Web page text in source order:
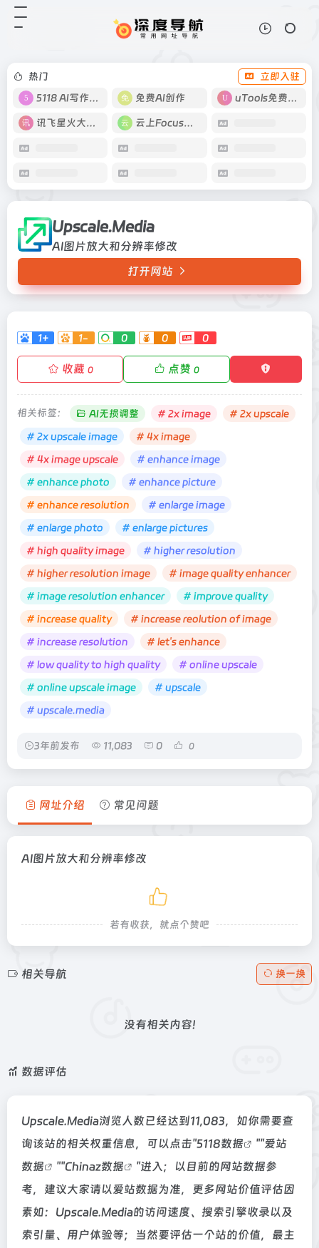
热门
立即入驻
5118 AI写作工具
免费AI创作 uTools免费工具箱
讯飞星火大模型 云上Focus接码
Upscale.Media
AI图片放大和分辨率修改
打开网站
1+ 1- 0 0 0
收藏 0 点赞 0
相关标签： AI无损调整 # 2x image
# 2x upscale
# 2x upscale image
# 4x image
# 4x image upscale
# enhance image
# enhance photo
# enhance picture
# enhance resolution
# enlarge image
# enlarge photo
# enlarge pictures
# high quality image
# higher resolution
# higher resolution image
# image quality enhancer
# image resolution enhancer
# improve quality
# increase quality
# increase reolution of image
# increase resolution
# let's enhance
# low quality to high quality
# online upscale
# online upscale image
# upscale
# upscale.media
3年前发布 11,083 0 0
网址介绍 常见问题
AI图片放大和分辨率修改
若有收获，就点个赞吧
相关导航 换一换
没有相关内容!
数据评估
Upscale.Media浏览人数已经达到11,083，如你需要查
询该站的相关权重信息，可以点击"5118数据 ""爱站
数据
""Chinaz数据
"进入；以目前的网站数据参
考，建议大家请以爱站数据为准，更多网站价值评估因
素如：Upscale.Media的访问速度、搜索引擎收录以及
索引量、用户体验等；当然要评估一个站的价值，最主